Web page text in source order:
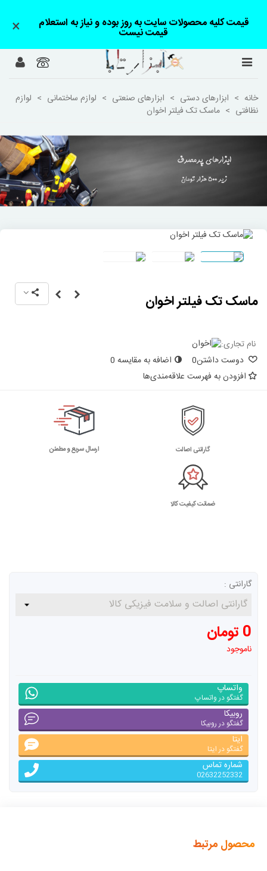
قیمت کلیه محصولات سایت به روز بوده و نیاز به استعلام
قیمت نیست ×
خانه > ابزارهای دستی > ابزارهای صنعتی > لوازم ساختمانی > لوازم
نظافتی > ماسک تک فیلتر اخوان
ماسک تک فیلتر اخوان
نام تجاری:
دوست داشتن0 اضافه به مقایسه 0
افزودن به فهرست علاقه‌مندی‌ها
گارانتی اصالت ارسال سریع و مطمئن
ضمانت کیفیت کالا
گارانتی :
0 تومان
ناموجود
واتساپ
گفتگو در واتساپ
روبیکا
گفتگو در روبیکا
ایتا
گفتگو در ایتا
شماره تماس
02632252332
محصول مرتبط